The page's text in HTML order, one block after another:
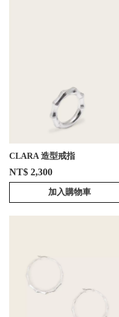
CLARA 造型戒指
NT$ 2,300
加入購物車